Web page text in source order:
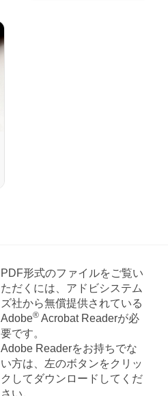
PDF形式のファイルをご覧い
ただくには、アドビシステム
ズ社から無償提供されている
Adobe®Acrobat Readerが必
要です。
Adobe Readerをお持ちでな
い方は、左のボタンをクリッ
クしてダウンロードしてくだ
さい。